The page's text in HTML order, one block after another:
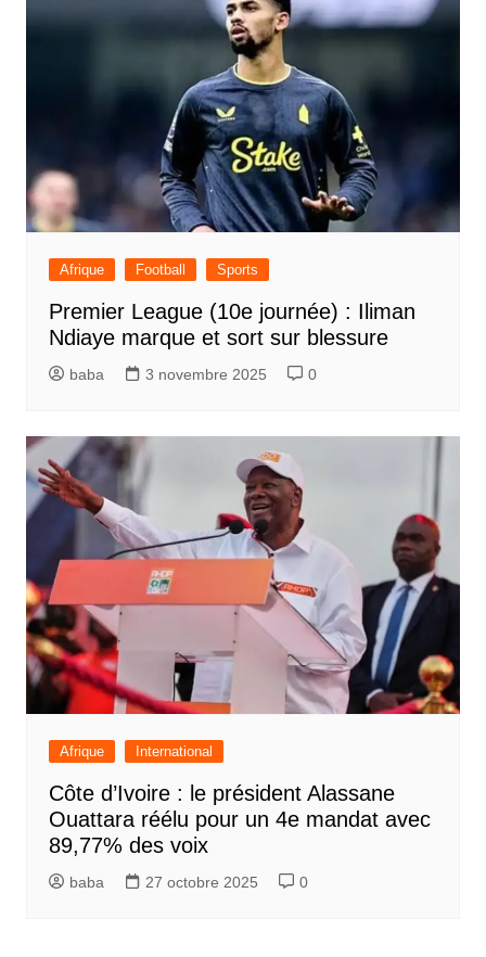
Afrique Football Sports
Premier League (10e journée) : Iliman
Ndiaye marque et sort sur blessure
baba 3 novembre 2025 0
Afrique International
Côte d’Ivoire : le président Alassane
Ouattara réélu pour un 4e mandat avec
89,77% des voix
baba 27 octobre 2025 0